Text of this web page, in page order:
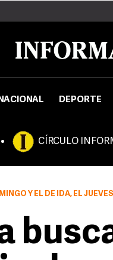
DEPORTE
CÍRCULO
DE IDA, EL JUEVES A LAS 20:00